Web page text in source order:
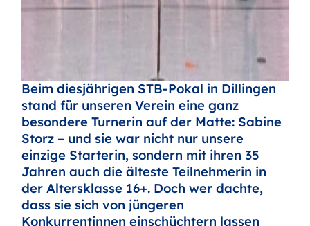
Beim diesjährigen STB-Pokal in Dillingen
stand für unseren Verein eine ganz
besondere Turnerin auf der Matte: Sabine
Storz – und sie war nicht nur unsere
einzige Starterin, sondern mit ihren 35
Jahren auch die älteste Teilnehmerin in
der Altersklasse 16+. Doch wer dachte,
dass sie sich von jüngeren
Konkurrentinnen einschüchtern lassen